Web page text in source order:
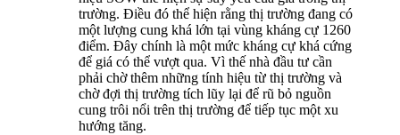
trường. Điều đó thể hiện rằng thị trường đang có
một lượng cung khá lớn tại vùng kháng cự 1260
điểm. Đây chính là một mức kháng cự khá cứng
để giá có thể vượt qua. Vì thế nhà đầu tư cần
phải chờ thêm những tính hiệu từ thị trường và
chờ đợi thị trường tích lũy lại để rũ bỏ nguồn
cung trôi nổi trên thị trường để tiếp tục một xu
hướng tăng.